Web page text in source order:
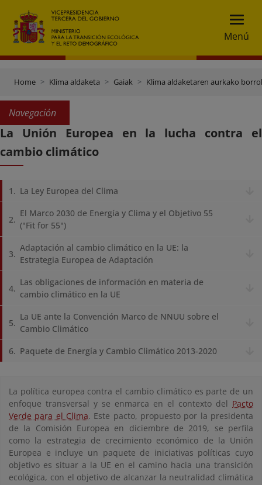
Menú
Home Klima aldaketa Gaiak Klima aldaketaren aurkako
Navegación
La Unión Europea en la lucha contra el
cambio climático
La Ley Europea del Clima
El Marco 2030 de Energía y Clima y el Objetivo 55
("Fit for 55")
Adaptación al cambio climático en la UE: la
Estrategia Europea de Adaptación
Las obligaciones de información en materia de
cambio climático en la UE
La UE ante la Convención Marco de NNUU sobre el
Cambio Climático
Paquete de Energía y Cambio Climático 2013-2020
La política europea contra el cambio climático es parte de un
enfoque transversal y se enmarca en el contexto del Pacto
Verde para el Clima. Este pacto, propuesto por la presidenta
de la Comisión Europea en diciembre de 2019, se perfila
como la estrategia de crecimiento económico de la Unión
Europea e incluye un paquete de iniciativas políticas cuyo
objetivo es situar a la UE en el camino hacia una transición
ecológica, con el objetivo de alcanzar la neutralidad climática